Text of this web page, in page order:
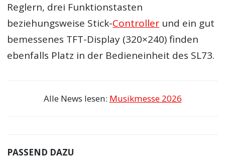
Reglern, drei Funktionstasten
beziehungsweise Stick-Controller und ein gut
bemessenes TFT-Display (320×240) finden
ebenfalls Platz in der Bedieneinheit des SL73.
Alle News lesen: Musikmesse 2026
PASSEND DAZU